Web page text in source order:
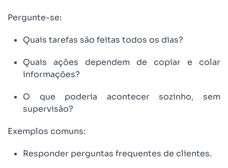
Pergunte-se:
Quais tarefas são feitas todos os dias?
Quais ações dependem de copiar e colar
informações?
O que poderia acontecer sozinho, sem
supervisão?
Exemplos comuns:
Responder perguntas frequentes de clientes.